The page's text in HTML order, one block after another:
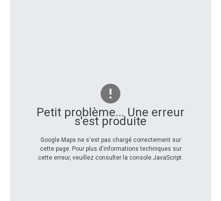
Petit problème... Une erreur
s'est produite
Google Maps ne s'est pas chargé correctement sur
cette page. Pour plus d'informations techniques sur
cette erreur, veuillez consulter la console JavaScript.